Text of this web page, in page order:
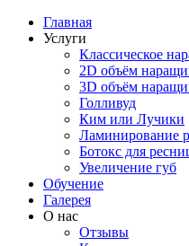
Главная
Услуги
Классическое
2D объём
3D объём
Голливуд
Ким или Лучики
Ламинирование
Ботокс для
Увеличение губ
Обучение
Галерея
О нас
Отзывы